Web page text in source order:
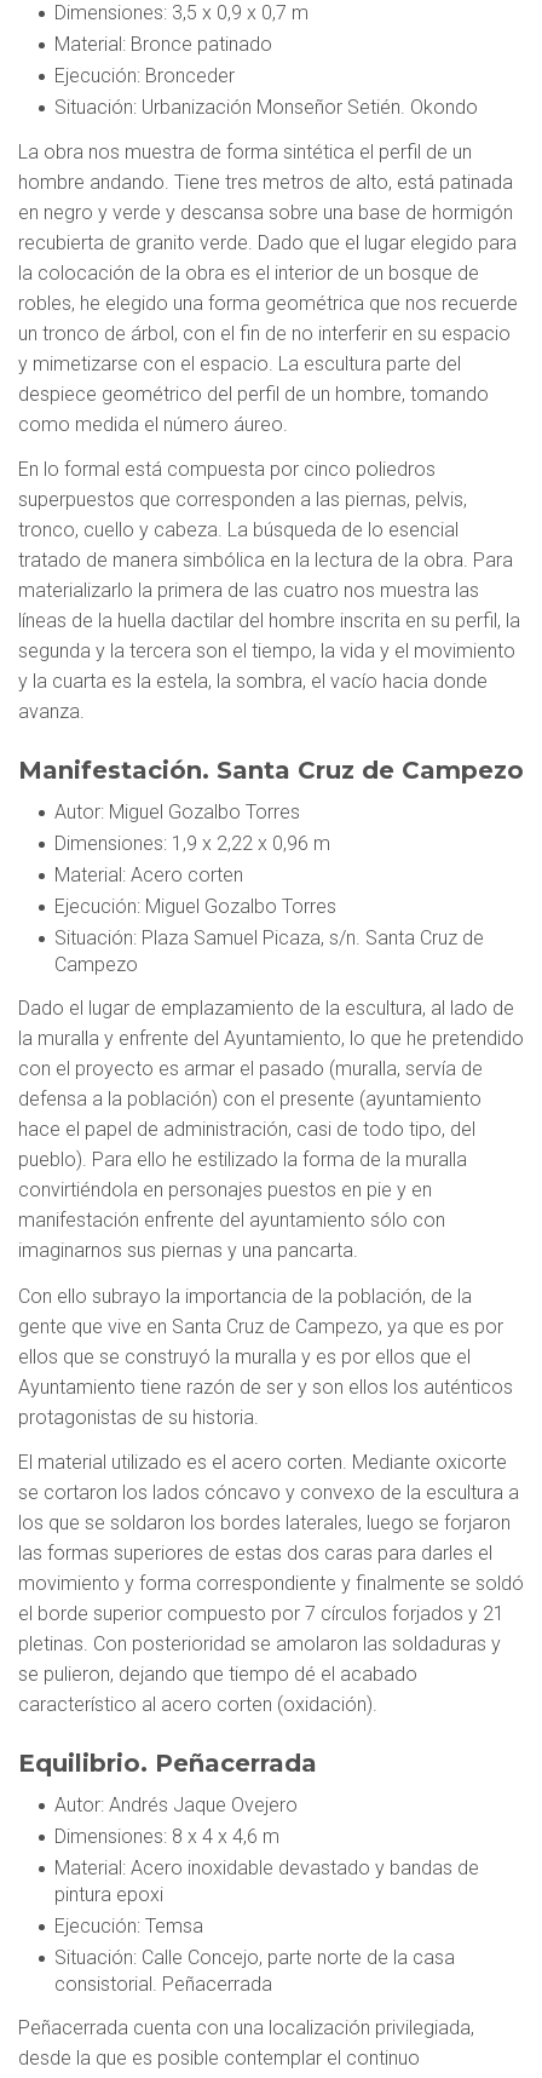
Dimensiones: 3,5 x 0,9 x 0,7 m
Material: Bronce patinado
Ejecución: Bronceder
Situación: Urbanización Monseñor Setién. Okondo
La obra nos muestra de forma sintética el perfil de un
hombre andando. Tiene tres metros de alto, está patinada
en negro y verde y descansa sobre una base de hormigón
recubierta de granito verde. Dado que el lugar elegido para
la colocación de la obra es el interior de un bosque de
robles, he elegido una forma geométrica que nos recuerde
un tronco de árbol, con el fin de no interferir en su espacio
y mimetizarse con el espacio. La escultura parte del
despiece geométrico del perfil de un hombre, tomando
como medida el número áureo.
En lo formal está compuesta por cinco poliedros
superpuestos que corresponden a las piernas, pelvis,
tronco, cuello y cabeza. La búsqueda de lo esencial
tratado de manera simbólica en la lectura de la obra. Para
materializarlo la primera de las cuatro nos muestra las
líneas de la huella dactilar del hombre inscrita en su perfil, la
segunda y la tercera son el tiempo, la vida y el movimiento
y la cuarta es la estela, la sombra, el vacío hacia donde
avanza.
Manifestación. Santa Cruz de Campezo
Autor: Miguel Gozalbo Torres
Dimensiones: 1,9 x 2,22 x 0,96 m
Material: Acero corten
Ejecución: Miguel Gozalbo Torres
Situación: Plaza Samuel Picaza, s/n. Santa Cruz de
Campezo
Dado el lugar de emplazamiento de la escultura, al lado de
la muralla y enfrente del Ayuntamiento, lo que he pretendido
con el proyecto es armar el pasado (muralla, servía de
defensa a la población) con el presente (ayuntamiento
hace el papel de administración, casi de todo tipo, del
pueblo). Para ello he estilizado la forma de la muralla
convirtiéndola en personajes puestos en pie y en
manifestación enfrente del ayuntamiento sólo con
imaginarnos sus piernas y una pancarta.
Con ello subrayo la importancia de la población, de la
gente que vive en Santa Cruz de Campezo, ya que es por
ellos que se construyó la muralla y es por ellos que el
Ayuntamiento tiene razón de ser y son ellos los auténticos
protagonistas de su historia.
El material utilizado es el acero corten. Mediante oxicorte
se cortaron los lados cóncavo y convexo de la escultura a
los que se soldaron los bordes laterales, luego se forjaron
las formas superiores de estas dos caras para darles el
movimiento y forma correspondiente y finalmente se soldó
el borde superior compuesto por 7 círculos forjados y 21
pletinas. Con posterioridad se amolaron las soldaduras y
se pulieron, dejando que tiempo dé el acabado
característico al acero corten (oxidación).
Equilibrio. Peñacerrada
Autor: Andrés Jaque Ovejero
Dimensiones: 8 x 4 x 4,6 m
Material: Acero inoxidable devastado y bandas de
pintura epoxi
Ejecución: Temsa
Situación: Calle Concejo, parte norte de la casa
consistorial. Peñacerrada
Peñacerrada cuenta con una localización privilegiada,
desde la que es posible contemplar el continuo